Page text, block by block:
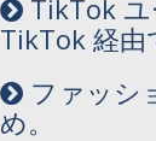
TikTok
TikTok 経由
ファッシ
め。